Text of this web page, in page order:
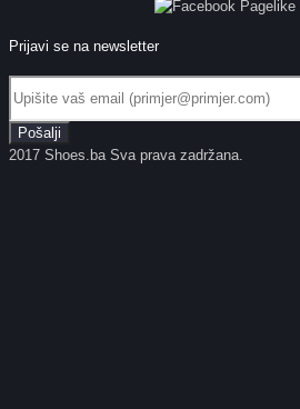
Prijavi se na newsletter
2017 Shoes.ba Sva prava zadržana.